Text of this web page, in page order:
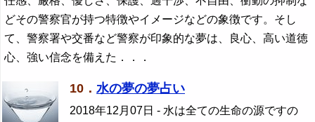
どその警察官が持つ特徴やイメージなどの象徴です。そし
て、警察署や交番など警察が印象的な夢は、良心、高い道徳
心、強い信念を備えた．．．
10． 水の夢の夢占い
2018年12月07日 - 水は全ての生命の源ですの